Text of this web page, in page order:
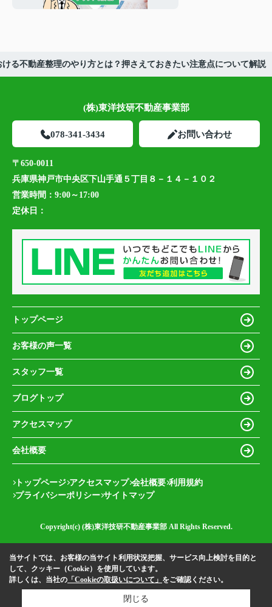
ける不動産整理のやり方とは？押さえておきたい注意点について解説
(株)東洋技研不動産事業部
078-341-3434 お問い合わせ
〒650-0011
兵庫県神戸市中央区下山手通５丁目８－１４－１０２
営業時間： 9:00～17:00
定休日：
トップページ
お客様の声一覧
スタッフ一覧
ブログトップ
アクセスマップ
会社概要
トップページ アクセスマップ 会社概要 利用規約
プライバシーポリシー サイトマップ
Copyright(c) (株)東洋技研不動産事業部 All Rights Reserved.
当サイトでは、お客様の当サイト利用状況把握、サービス向上検討を目的と
して、クッキー（Cookie）を使用しています。
詳しくは、当社の 「Cookieの取扱いについて」 をご確認ください。
閉じる